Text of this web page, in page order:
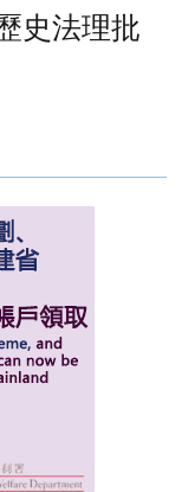
史法理批